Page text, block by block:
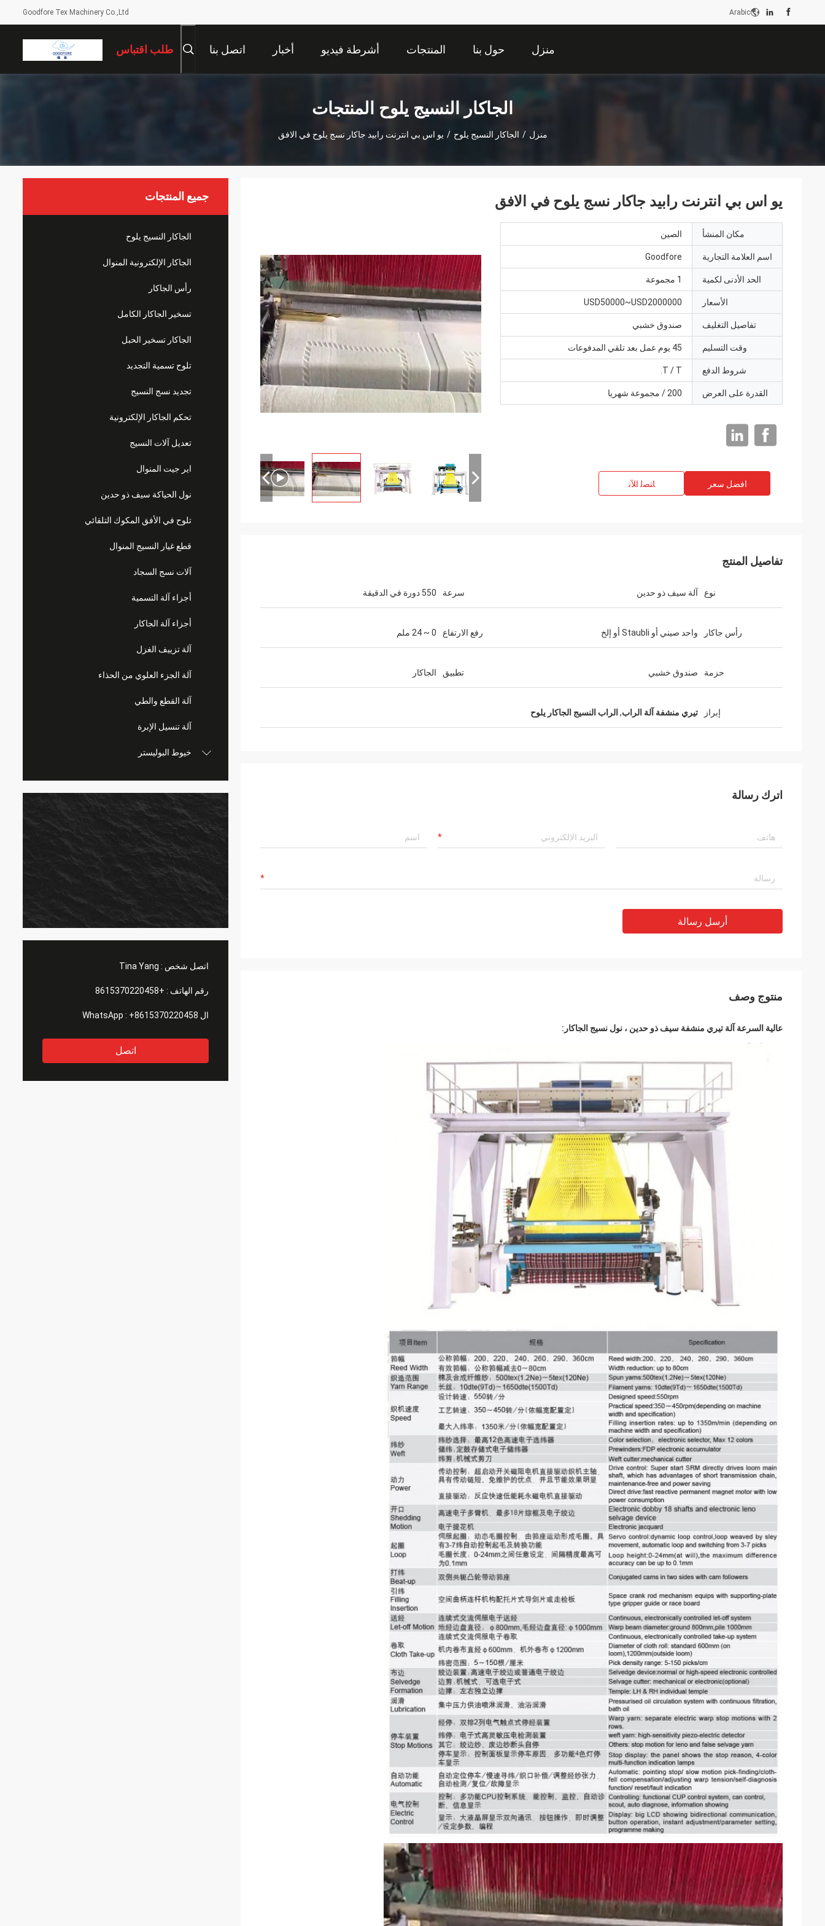
Goodfore Tex Machinery Co.,Ltd Arabic
منزل حول بنا المنتجات أشرطة فيديو أخبار اتصل بنا طلب اقتباس
الجاكار النسيج يلوح المنتجات
منزل / الجاكار النسيج يلوح / يو اس بي انترنت رابيد جاكار نسج يلوح في الافق
جميع المنتجات
الجاكار النسيج يلوح
الجاكار الإلكترونية المنوال
رأس الجاكار
تسخير الجاكار الكامل
الجاكار تسخير الحبل
تلوح تسمية التجديد
تجديد نسج النسيج
تحكم الجاكار الإلكترونية
تعديل آلات النسيج
اير جيت المنوال
نول الحياكة سيف ذو حدين
تلوح في الأفق المكوك التلقائي
قطع غيار النسيج المنوال
آلات نسج السجاد
أجزاء آلة التسمية
أجزاء آلة الجاكار
آلة تزييف الغزل
آلة الجزء العلوي من الحذاء
آلة القطع والطي
آلة تنسيل الإبرة
خيوط البوليستر
اتصل شخص : Tina Yang
رقم الهاتف : +8615370220458
ال WhatsApp : +8615370220458
اتصل
يو اس بي انترنت رابيد جاكار نسج يلوح في الافق
مكان المنشأ الصين
اسم العلامة التجارية Goodfore
الحد الأدنى لكمية 1 مجموعة
الأسعار USD50000~USD2000000
تفاصيل التغليف صندوق خشبي
وقت التسليم 45 يوم عمل بعد تلقي المدفوعات
شروط الدفع T / T.
القدرة على العرض 200 / مجموعة شهريا
افضل سعر ﺎﺘﺼﻟ ﺍﻶﻧ
تفاصيل المنتج
نوع آلة سيف ذو حدين سرعة 550 دورة في الدقيقة
رأس جاكار واحد صيني أو Staubli أو إلخ رفع الارتفاع 0 ~ 24 ملم
حزمة صندوق خشبي تطبيق الجاكار
إبراز تيري منشفة آلة الراب, الراب النسيج الجاكار يلوح
اترك رسالة
أرسل رسالة
منتوج وصف
عالية السرعة آلة تيري منشفة سيف ذو حدين ، نول نسيج الجاكار: